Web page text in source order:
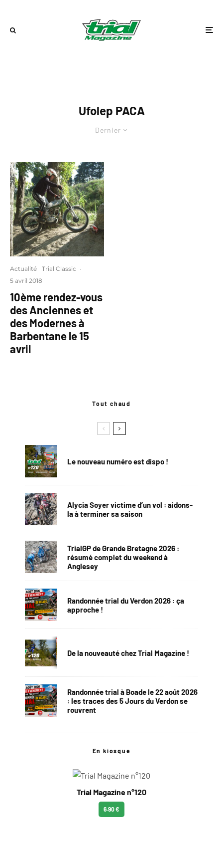
Ufolep PACA
Dernier
Actualité Trial Classic ·
5 avril 2018
10ème rendez-vous
des Anciennes et
des Modernes à
Barbentane le 15
avril
Tout chaud
Le nouveau numéro est dispo !
Alycia Soyer victime d’un vol : aidons-
la à terminer sa saison
TrialGP de Grande Bretagne 2026 :
résumé complet du weekend à
Anglesey
Randonnée trial du Verdon 2026 : ça
approche !
De la nouveauté chez Trial Magazine !
Randonnée trial à Boade le 22 août 2026
: les traces des 5 Jours du Verdon se
rouvrent
En kiosque
Trial Magazine n°120
6.90 €